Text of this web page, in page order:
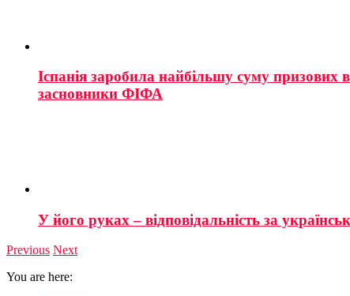
Іспанія заробила найбільшу суму призових
засновники ФІФА
У його руках – відповідальність за
Previous Next
You are here: